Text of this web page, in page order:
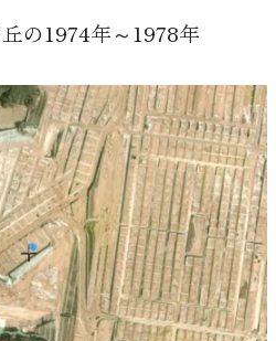
の1974年～1978年